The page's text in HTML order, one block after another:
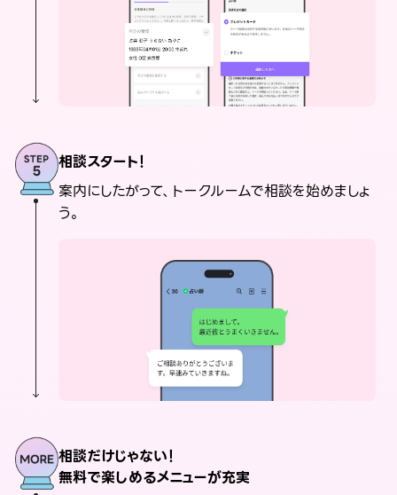
相談スタート！
案内にしたがって、トークルームで相談を始めましょ
う。
相談だけじゃない！
無料で楽しめるメニューが充実